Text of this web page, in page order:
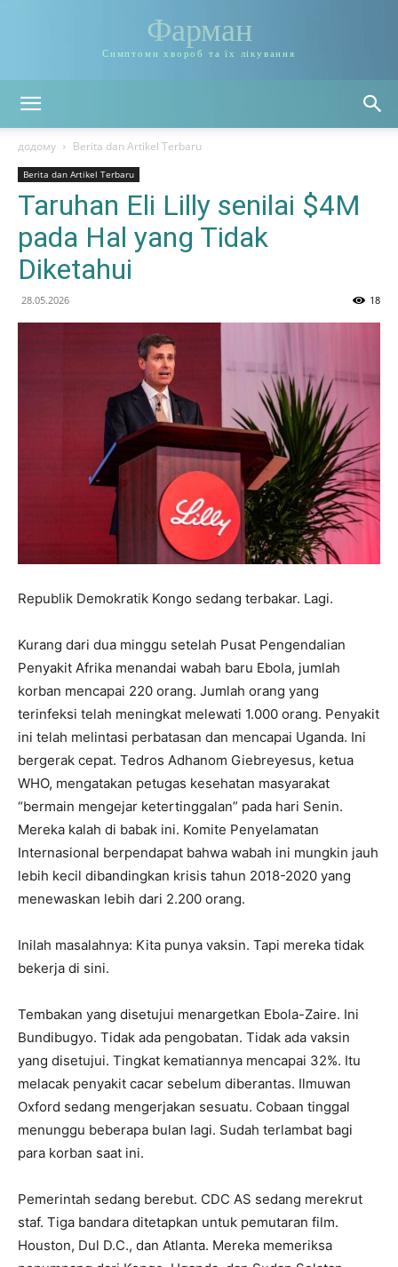
Фарман
Симптоми хвороб та їх лікування
додому Berita dan Artikel Terbaru
Berita dan Artikel Terbaru
Taruhan Eli Lilly senilai $4M
pada Hal yang Tidak
Diketahui
28.05.2026 18
Republik Demokratik Kongo sedang terbakar. Lagi.
Kurang dari dua minggu setelah Pusat Pengendalian
Penyakit Afrika menandai wabah baru Ebola, jumlah
korban mencapai 220 orang. Jumlah orang yang
terinfeksi telah meningkat melewati 1.000 orang. Penyakit
ini telah melintasi perbatasan dan mencapai Uganda. Ini
bergerak cepat. Tedros Adhanom Giebreyesus, ketua
WHO, mengatakan petugas kesehatan masyarakat
“bermain mengejar ketertinggalan” pada hari Senin.
Mereka kalah di babak ini. Komite Penyelamatan
Internasional berpendapat bahwa wabah ini mungkin jauh
lebih kecil dibandingkan krisis tahun 2018-2020 yang
menewaskan lebih dari 2.200 orang.
Inilah masalahnya: Kita punya vaksin. Tapi mereka tidak
bekerja di sini.
Tembakan yang disetujui menargetkan Ebola-Zaire. Ini
Bundibugyo. Tidak ada pengobatan. Tidak ada vaksin
yang disetujui. Tingkat kematiannya mencapai 32%. Itu
melacak penyakit cacar sebelum diberantas. Ilmuwan
Oxford sedang mengerjakan sesuatu. Cobaan tinggal
menunggu beberapa bulan lagi. Sudah terlambat bagi
para korban saat ini.
Pemerintah sedang berebut. CDC AS sedang merekrut
staf. Tiga bandara ditetapkan untuk pemutaran film.
Houston, Dul D.C., dan Atlanta. Mereka memeriksa